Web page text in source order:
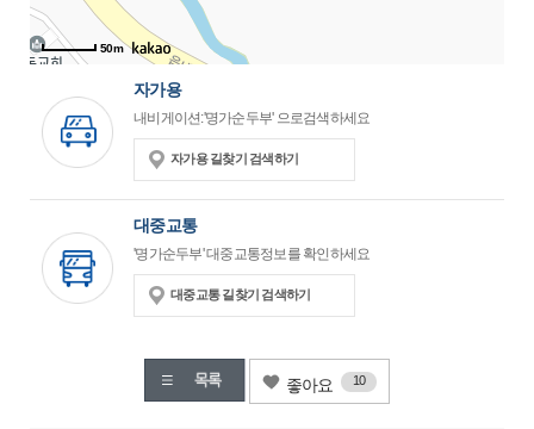
50m
자가용
내비게이션:'명가순두부' 으로검색하세요
자가용 길찾기 검색하기
대중교통
'명가순두부' 대중교통정보를 확인하세요
대중교통 길찾기 검색하기
좋아요 10